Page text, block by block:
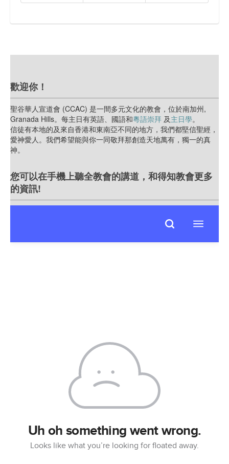
歡迎你！
聖谷華人宣道會 (CCAC) 是一間多元文化的教會，位於南加州,
Granada Hills。每主日有英語、國語和粵語崇拜 及主日學。
信徒有本地的及來自香港和東南亞不同的地方，我們都堅信聖經，
愛神愛人。我們希望能與你一同敬拜那創造天地萬有，獨一的真
神。
您可以在手機上聽全教會的講道，和得知教會更多
的資訊!